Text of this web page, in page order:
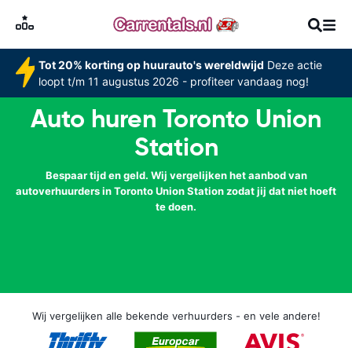
Tot 20% korting op huurauto's wereldwijd Deze actie
loopt t/m 11 augustus 2026 - profiteer vandaag nog!
Auto huren Toronto Union
Station
Bespaar tijd en geld. Wij vergelijken het aanbod van
autoverhuurders in Toronto Union Station zodat jij dat niet hoeft
te doen.
Wij vergelijken alle bekende verhuurders - en vele andere!